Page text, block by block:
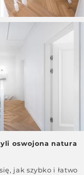
oswojona natura
jak szybko i łatwo